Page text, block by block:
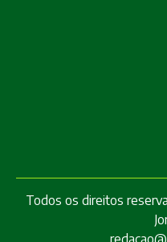
Todos os direitos